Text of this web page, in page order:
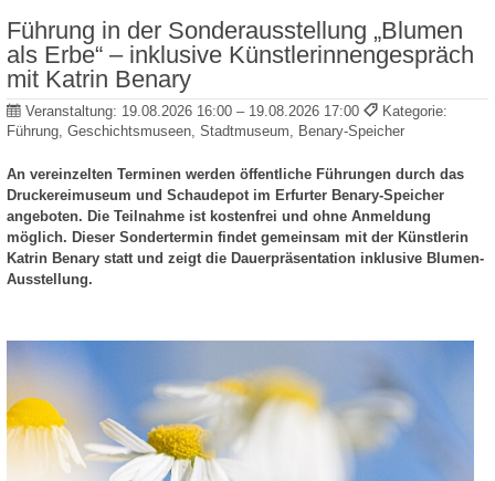
Führung in der Sonderausstellung „Blumen
als Erbe“ – inklusive Künstlerinnengespräch
mit Katrin Benary
Veranstaltung: 19.08.2026 16:00 – 19.08.2026 17:00
Kategorie:
Führung, Geschichtsmuseen, Stadtmuseum, Benary-Speicher
An vereinzelten Terminen werden öffentliche Führungen durch das
Druckereimuseum und Schaudepot im Erfurter Benary-Speicher
angeboten. Die Teilnahme ist kostenfrei und ohne Anmeldung
möglich. Dieser Sondertermin findet gemeinsam mit der Künstlerin
Katrin Benary statt und zeigt die Dauerpräsentation inklusive Blumen-
Ausstellung.